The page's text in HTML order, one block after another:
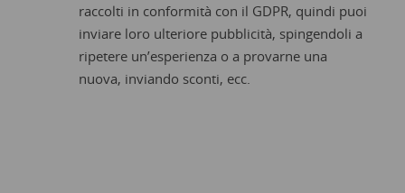
raccolti in conformità con il GDPR, quindi puoi
inviare loro ulteriore pubblicità, spingendoli a
ripetere un’esperienza o a provarne una
nuova, inviando sconti, ecc.